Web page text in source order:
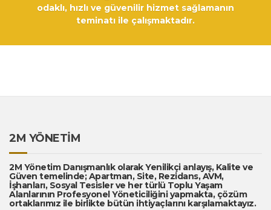
odaklı, hızlı ve güvenilir hizmet sağlamanın
teminatı ile çalışmaktadır.
2M YÖNETİM
2M Yönetim Danışmanlık olarak Yenilikçi anlayış, Kalite ve
Güven temelinde; Apartman, Site, Rezidans, AVM,
İşhanları, Sosyal Tesisler ve her türlü Toplu Yaşam
Alanlarının Profesyonel Yöneticiliğini yapmakta, çözüm
ortaklarımız ile birlikte bütün ihtiyaçlarını karşılamaktayız.